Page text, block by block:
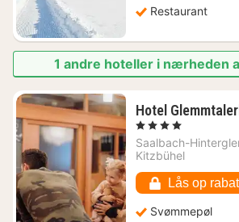
Restaurant
1 andre hoteller i nærheden
Hotel
, 4 Stjerner
Saalbach-
Kitzbühel
Lås op rabat
Svømmepøl